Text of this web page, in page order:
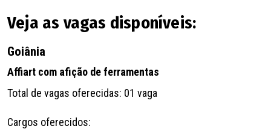
Veja as vagas disponíveis:
Goiânia
Affiart com afição de ferramentas
Total de vagas oferecidas: 01 vaga
Cargos oferecidos: